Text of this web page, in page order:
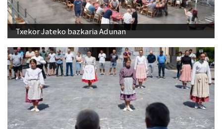
Txekor Jateko bazkaria Adunan